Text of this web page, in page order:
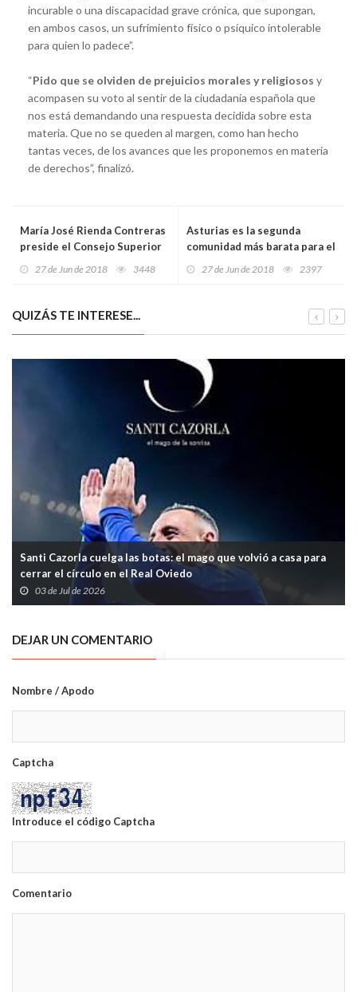
incurable o una discapacidad grave crónica, que supongan,
en ambos casos, un sufrimiento físico o psíquico intolerable
para quien lo padece”.
“Pido que se olviden de prejuicios morales y religiosos y
acompasen su voto al sentir de la ciudadanía española que
nos está demandando una respuesta decidida sobre esta
materia. Que no se queden al margen, como han hecho
tantas veces, de los avances que les proponemos en materia
de derechos”, finalizó.
María José Rienda Contreras
preside el Consejo Superior
27 de Jun de 2018 3448
Asturias es la segunda
comunidad más barata para el
27 de Jun de 2018 2397
QUIZÁS TE INTERESE...
Santi Cazorla cuelga las botas: el mago que volvió a casa para
cerrar el círculo en el Real Oviedo
03 de Jul de 2026
DEJAR UN COMENTARIO
Nombre / Apodo
Captcha
Introduce el código Captcha
Comentario